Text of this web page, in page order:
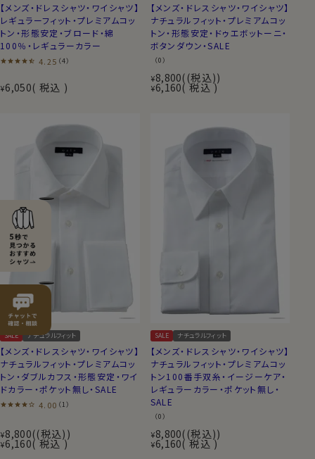
【メンズ・ドレスシャツ・ワイシャツ】
レギュラーフィット・プレミアムコッ
トン・形態安定・ブロード・綿
100％・レギュラーカラー
4.25 （4）
¥6,050 税込
【メンズ・ドレスシャツ・ワイシャツ】
ナチュラルフィット・プレミアムコッ
トン・形態安定・ドゥエボットーニ・
ボタンダウン・SALE
（0）
¥8,800 (税込)
¥6,160 税込
SALE ナチュラルフィット
【メンズ・ドレスシャツ・ワイシャツ】
ナチュラルフィット・プレミアムコッ
トン・ダブルカフス・形態安定・ワイ
ドカラー・ポケット無し・SALE
4.00 （1）
¥8,800 (税込)
¥6,160 税込
SALE ナチュラルフィット
【メンズ・ドレスシャツ・ワイシャツ】
ナチュラルフィット・プレミアムコッ
トン100番手双糸・イージーケア・
レギュラーカラー・ポケット無し・
SALE
（0）
¥8,800 (税込)
¥6,160 税込